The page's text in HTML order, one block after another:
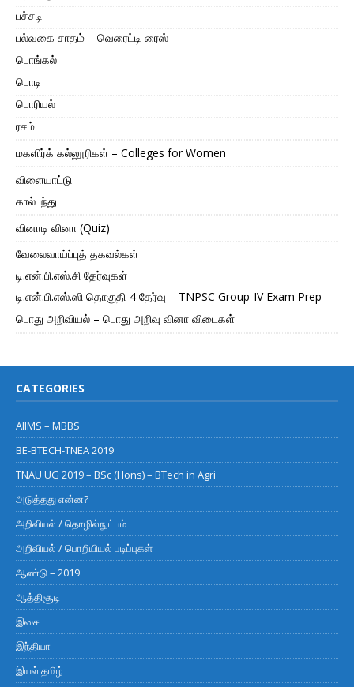
பச்சடி
பல்வகை சாதம் – வெரைட்டி ரைஸ்
பொங்கல்
பொடி
பொரியல்
ரசம்
மகளிர்க் கல்லூரிகள் – Colleges for Women
விளையாட்டு
கால்பந்து
வினாடி வினா (Quiz)
வேலைவாய்ப்புத் தகவல்கள்
டி.என்.பி.எஸ்.சி தேர்வுகள்
டி.என்.பி.எஸ்.ஸி தொகுதி-4 தேர்வு – TNPSC Group-IV Exam Prep
பொது அறிவியல் – பொது அறிவு வினா விடைகள்
CATEGORIES
AIIMS – MBBS
BE-BTECH-TNEA 2019
TNAU UG 2019 – BSc (Hons) – BTech in Agri
அடுத்தது என்ன?
அறிவியல் / தொழில்நுட்பம்
அறிவியல் / பொறியியல் படிப்புகள்
ஆண்டு – 2019
ஆத்திசூடி
இசை
இந்தியா
இயல் தமிழ்